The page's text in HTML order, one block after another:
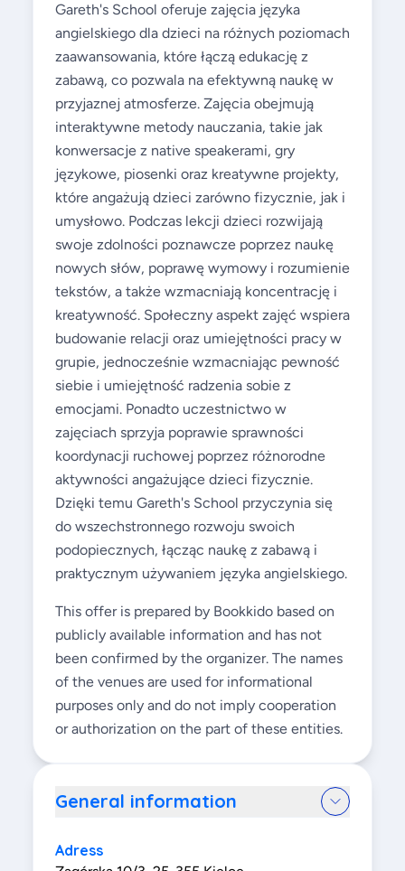
Gareth's School oferuje zajęcia języka
angielskiego dla dzieci na różnych poziomach
zaawansowania, które łączą edukację z
zabawą, co pozwala na efektywną naukę w
przyjaznej atmosferze. Zajęcia obejmują
interaktywne metody nauczania, takie jak
konwersacje z native speakerami, gry
językowe, piosenki oraz kreatywne projekty,
które angażują dzieci zarówno fizycznie, jak i
umysłowo. Podczas lekcji dzieci rozwijają
swoje zdolności poznawcze poprzez naukę
nowych słów, poprawę wymowy i rozumienie
tekstów, a także wzmacniają koncentrację i
kreatywność. Społeczny aspekt zajęć wspiera
budowanie relacji oraz umiejętności pracy w
grupie, jednocześnie wzmacniając pewność
siebie i umiejętność radzenia sobie z
emocjami. Ponadto uczestnictwo w
zajęciach sprzyja poprawie sprawności
koordynacji ruchowej poprzez różnorodne
aktywności angażujące dzieci fizycznie.
Dzięki temu Gareth's School przyczynia się
do wszechstronnego rozwoju swoich
podopiecznych, łącząc naukę z zabawą i
praktycznym używaniem języka angielskiego.
This offer is prepared by Bookkido based on
publicly available information and has not
been confirmed by the organizer. The names
of the venues are used for informational
purposes only and do not imply cooperation
or authorization on the part of these entities.
General information
Adress